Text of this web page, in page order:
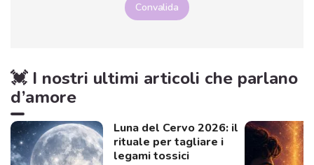
Convalida
💓 I nostri ultimi articoli che parlano
d’amore
Luna del Cervo 2026: il
rituale per tagliare i
legami tossici